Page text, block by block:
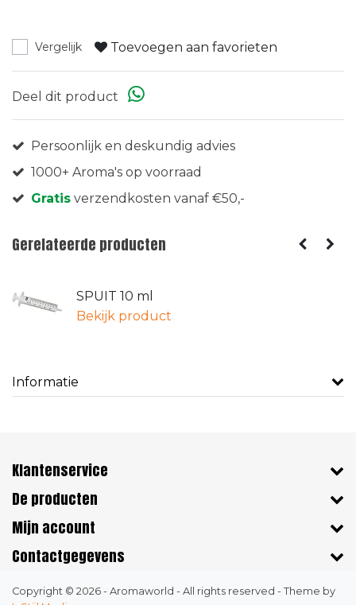
Vergelijk Toevoegen aan favorieten
Deel dit product
Persoonlijk en deskundig advies
1000+ Aroma's op voorraad
Gratis verzendkosten vanaf €50,-
Gerelateerde producten
SPUIT 10 ml
Bekijk product
Informatie
Klantenservice
De producten
Mijn account
Contactgegevens
Copyright © 2026 - Aromaworld - All rights reserved - Theme by